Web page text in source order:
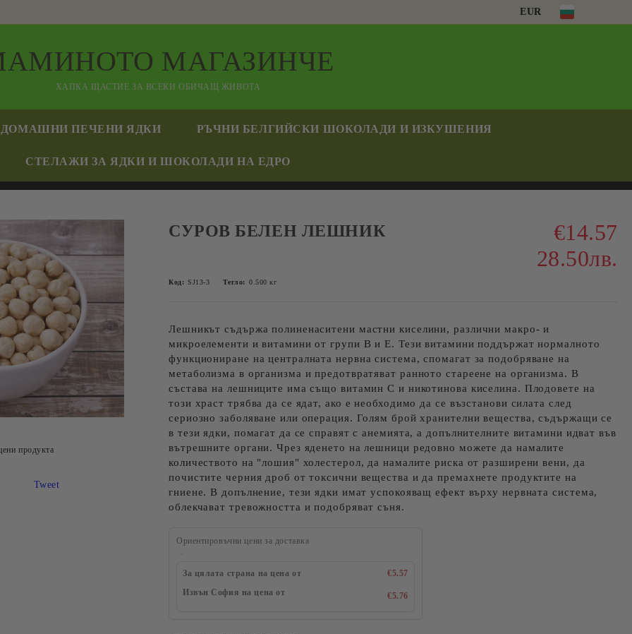
EUR
МАГАЗИНЧЕ
ХАПКА ЩАСТИЕ ЗА ВСЕКИ ОБИЧАЩ ЖИВОТА
ДОМАШНИ ПЕЧЕНИ ЯДКИ РЪЧНИ БЕЛГИЙСКИ ШОКОЛАДИ И ИЗКУШЕНИЯ
СТЕЛАЖИ ЗА ЯДКИ И ШОКОЛАДИ НА ЕДРО
СУРОВ БЕЛЕН ЛЕШНИК
€14.57
28.50лв.
Код: SJ13-3 Тегло: 0.500 кг
Лешникът съдържа полиненаситени мастни киселини, различни макро- и
микроелементи и витамини от групи В и Е. Тези витамини поддържат нормалното
функциониране на централната нервна система, спомагат за подобряване на
метаболизма в организма и предотвратяват ранното стареене на организма. В
състава на лешниците има също витамин С и никотинова киселина. Плодовете на
този храст трябва да се ядат, ако е необходимо да се възстанови силата след
сериозно заболяване или операция. Голям брой хранителни вещества, съдържащи се
в тези ядки, помагат да се справят с анемията, а допълнителните витамини идват във
вътрешните органи. Чрез яденето на лешници редовно можете да намалите
количеството на "лошия" холестерол, да намалите риска от разширени вени, да
почистите черния дроб от токсични вещества и да премахнете продуктите на
гниене. В допълнение, тези ядки имат успокояващ ефект върху нервната система,
облекчават тревожността и подобряват съня.
Ориентировъчни цени за доставка
За цялата страна на цена от
€5.57
Извън София на цена от
€5.76
продукта
Tweet